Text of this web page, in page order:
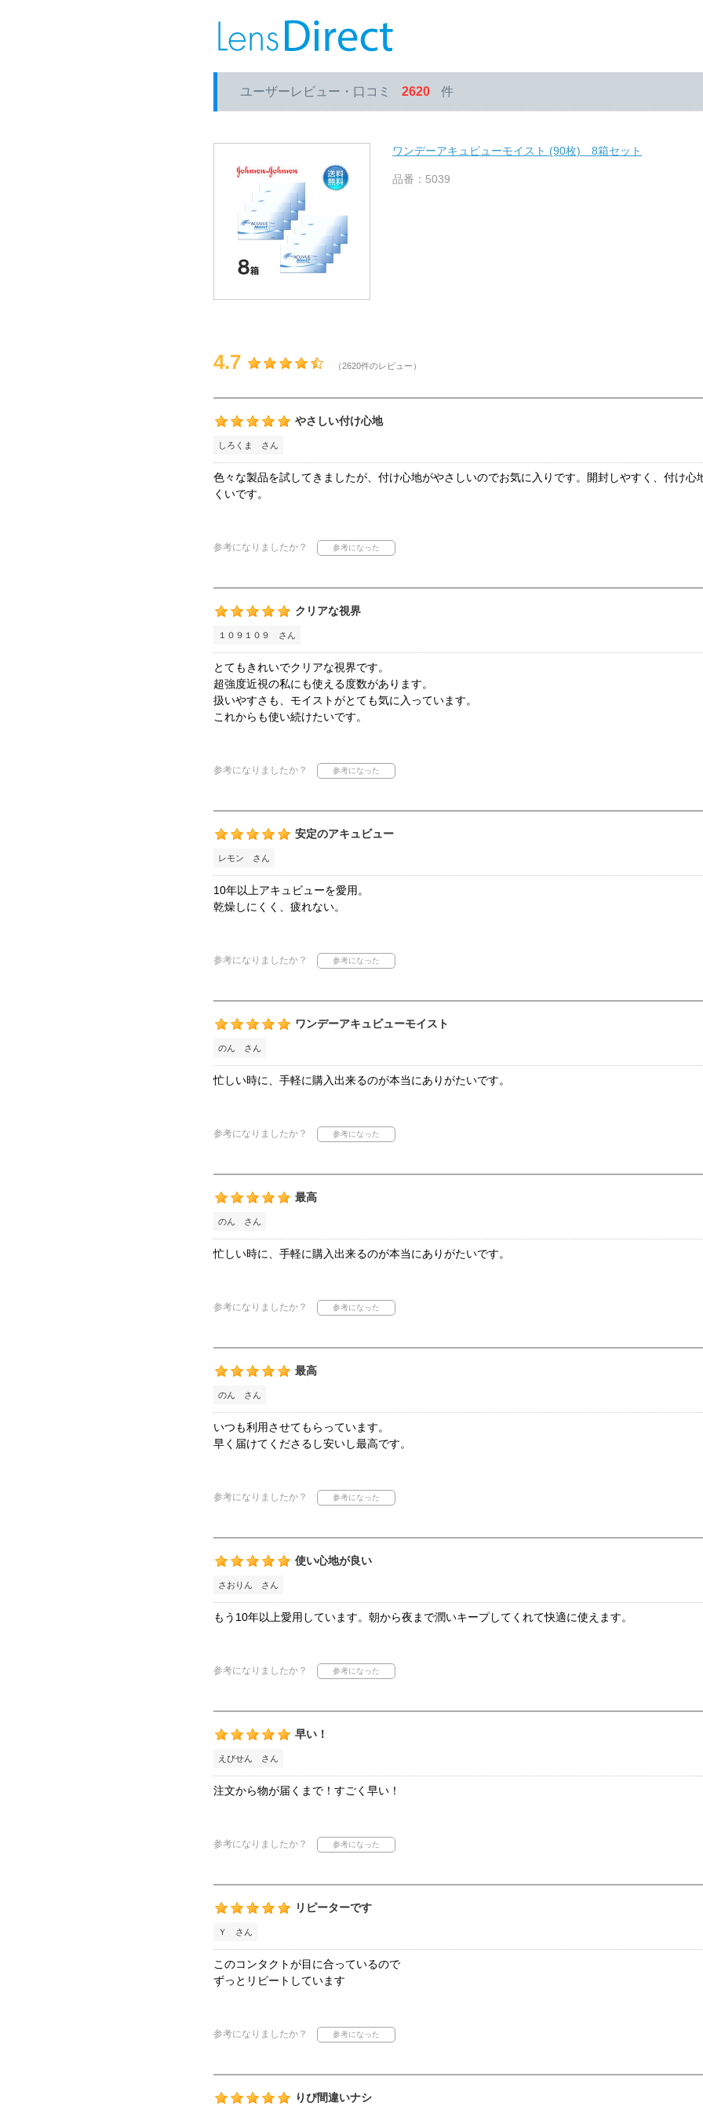
ユーザーレビュー・口コミ 2620 件
ワンデーアキュビューモイスト (90枚) 8箱セット
品番：5039
4.7 （2620件のレビュー）
やさしい付け心地
しろくま さん
色々な製品を試してきましたが、付け心地がやさしいのでお気に入りです。開封しやすく、付け心
くいです。
参考になりましたか？
クリアな視界
１０９１０９ さん
とてもきれいでクリアな視界です。
超強度近視の私にも使える度数があります。
扱いやすさも、モイストがとても気に入っています。
これからも使い続けたいです。
参考になりましたか？
安定のアキュビュー
レモン さん
10年以上アキュビューを愛用。
乾燥しにくく、疲れない。
参考になりましたか？
ワンデーアキュビューモイスト
のん さん
忙しい時に、手軽に購入出来るのが本当にありがたいです。
参考になりましたか？
最高
のん さん
忙しい時に、手軽に購入出来るのが本当にありがたいです。
参考になりましたか？
最高
のん さん
いつも利用させてもらっています。
早く届けてくださるし安いし最高です。
参考になりましたか？
使い心地が良い
さおりん さん
もう10年以上愛用しています。朝から夜まで潤いキープしてくれて快適に使えます。
参考になりましたか？
早い！
えびせん さん
注文から物が届くまで！すごく早い！
参考になりましたか？
リピーターです
Ｙ さん
このコンタクトが目に合っているので
ずっとリピートしています
参考になりましたか？
りぴ間違いナシ